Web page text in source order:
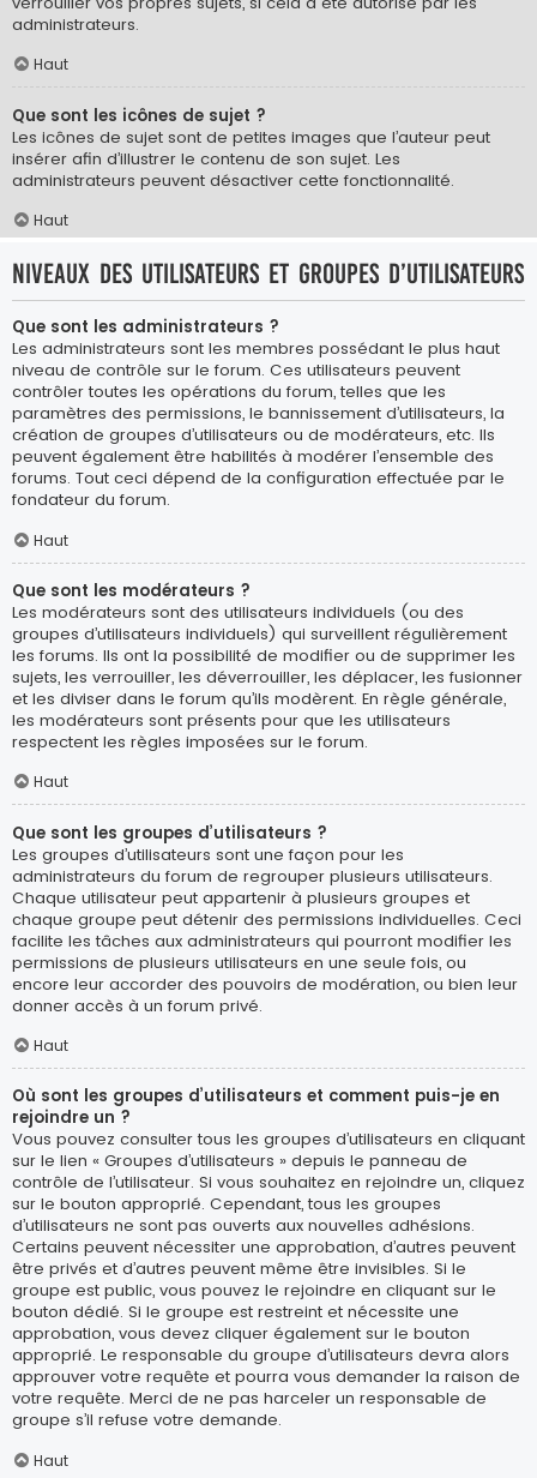
administrateurs.
Haut
Que sont les icônes de sujet ?
Les icônes de sujet sont de petites images que l’auteur peut
insérer afin d’illustrer le contenu de son sujet. Les
administrateurs peuvent désactiver cette fonctionnalité.
Haut
Niveaux des utilisateurs et groupes d’utilisateurs
Que sont les administrateurs ?
Les administrateurs sont les membres possédant le plus haut
niveau de contrôle sur le forum. Ces utilisateurs peuvent
contrôler toutes les opérations du forum, telles que les
paramètres des permissions, le bannissement d’utilisateurs, la
création de groupes d’utilisateurs ou de modérateurs, etc. Ils
peuvent également être habilités à modérer l’ensemble des
forums. Tout ceci dépend de la configuration effectuée par le
fondateur du forum.
Haut
Que sont les modérateurs ?
Les modérateurs sont des utilisateurs individuels (ou des
groupes d’utilisateurs individuels) qui surveillent régulièrement
les forums. Ils ont la possibilité de modifier ou de supprimer les
sujets, les verrouiller, les déverrouiller, les déplacer, les fusionner
et les diviser dans le forum qu’ils modèrent. En règle générale,
les modérateurs sont présents pour que les utilisateurs
respectent les règles imposées sur le forum.
Haut
Que sont les groupes d’utilisateurs ?
Les groupes d’utilisateurs sont une façon pour les
administrateurs du forum de regrouper plusieurs utilisateurs.
Chaque utilisateur peut appartenir à plusieurs groupes et
chaque groupe peut détenir des permissions individuelles. Ceci
facilite les tâches aux administrateurs qui pourront modifier les
permissions de plusieurs utilisateurs en une seule fois, ou
encore leur accorder des pouvoirs de modération, ou bien leur
donner accès à un forum privé.
Haut
Où sont les groupes d’utilisateurs et comment puis-je en
rejoindre un ?
Vous pouvez consulter tous les groupes d’utilisateurs en cliquant
sur le lien « Groupes d’utilisateurs » depuis le panneau de
contrôle de l’utilisateur. Si vous souhaitez en rejoindre un, cliquez
sur le bouton approprié. Cependant, tous les groupes
d’utilisateurs ne sont pas ouverts aux nouvelles adhésions.
Certains peuvent nécessiter une approbation, d’autres peuvent
être privés et d’autres peuvent même être invisibles. Si le
groupe est public, vous pouvez le rejoindre en cliquant sur le
bouton dédié. Si le groupe est restreint et nécessite une
approbation, vous devez cliquer également sur le bouton
approprié. Le responsable du groupe d’utilisateurs devra alors
approuver votre requête et pourra vous demander la raison de
votre requête. Merci de ne pas harceler un responsable de
groupe s’il refuse votre demande.
Haut